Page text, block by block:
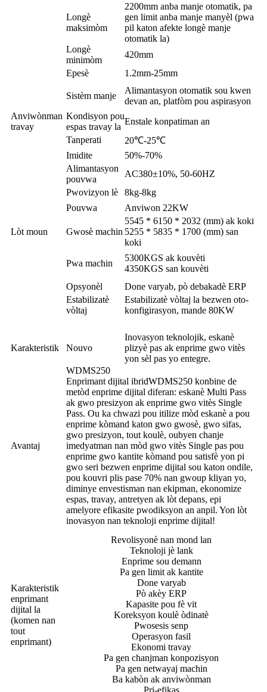
Longè
maksimòm
2200mm anba manje otomatik, pa
gen limit anba manje manyèl (pwa
pil katon afekte longè manje
otomatik la)
Longè
minimòm
420mm
Epesè
1.2mm-25mm
Sistèm manje
Alimantasyon otomatik sou kwen
devan an, platfòm pou aspirasyon
Anviwònman
travay
Kondisyon pou
espas travay la
Enstale konpatiman an
Tanperati
20℃-25℃
Imidite
50%-70%
Alimantasyon
pouvwa
AC380±10%, 50-60HZ
Pwovizyon lè
8kg-8kg
Pouvwa
Anviwon 22KW
Lòt moun Gwosè machin
5545 * 6150 * 2032 (mm) ak koki
5255 * 5835 * 1700 (mm) san
koki
Pwa machin
5300KGS ak kouvèti
4350KGS san kouvèti
Opsyonèl
Done varyab, pò debakadè ERP
Estabilizatè
vòltaj
Estabilizatè vòltaj la bezwen oto-
konfigirasyon, mande 80KW
Karakteristik Nouvo
Inovasyon teknolojik, eskanè
plizyè pas ak enprime gwo vitès
yon sèl pas yo entegre.
Avantaj
WDMS250
Enprimant dijital ibridWDMS250 konbine de
metòd enprime dijital diferan: eskanè Multi Pass
ak gwo presizyon ak enprime gwo vitès Single
Pass. Ou ka chwazi pou itilize mòd eskanè a pou
enprime kòmand katon gwo gwosè, gwo sifas,
gwo presizyon, tout koulè, oubyen chanje
imedyatman nan mòd gwo vitès Single pas pou
enprime gwo kantite kòmand pou satisfè yon pi
gwo seri bezwen enprime dijital sou katon ondile,
pou kouvri plis pase 70% nan gwoup kliyan yo,
diminye envestisman nan ekipman, ekonomize
espas, travay, antretyen ak lòt depans, epi
amelyore efikasite pwodiksyon an anpil. Yon lòt
inovasyon nan teknoloji enprime dijital!
Karakteristik
enprimant
dijital la
(komen nan
tout
enprimant)
Revolisyonè nan mond lan
Teknoloji jè lank
Enprime sou demann
Pa gen limit ak kantite
Done varyab
Pò akèy ERP
Kapasite pou fè vit
Koreksyon koulè òdinatè
Pwosesis senp
Operasyon fasil
Ekonomi travay
Pa gen chanjman konpozisyon
Pa gen netwayaj machin
Ba kabòn ak anviwònman
Pri-efikas